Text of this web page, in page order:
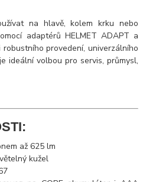
na hlavě, kolem krku nebo
adaptérů HELMET ADAPT a
robustního provedení, univerzálního
ideální volbou pro servis, průmysl,
až 625 lm
kužel